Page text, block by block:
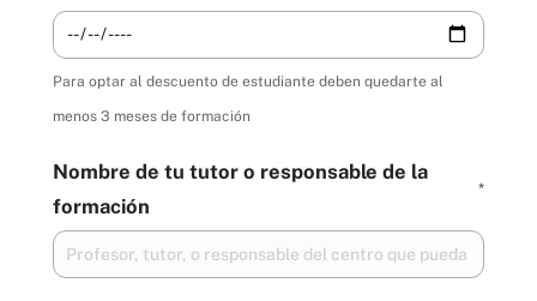
Para optar al descuento de estudiante deben quedarte al
menos 3 meses de formación
Nombre de tu tutor o responsable de la
formación
*